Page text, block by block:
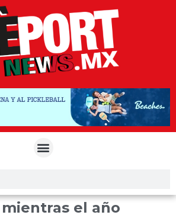
el año